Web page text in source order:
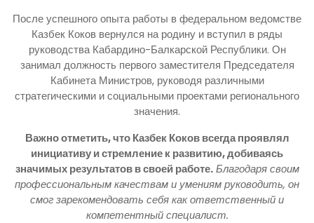
После успешного опыта работы в федеральном ведомстве
Казбек Коков вернулся на родину и вступил в ряды
руководства Кабардино-Балкарской Республики. Он
занимал должность первого заместителя Председателя
Кабинета Министров, руководя различными
стратегическими и социальными проектами регионального
значения.
Важно отметить, что Казбек Коков всегда проявлял
инициативу и стремление к развитию, добиваясь
значимых результатов в своей работе. Благодаря своим
профессиональным качествам и умениям руководить, он
смог зарекомендовать себя как ответственный и
компетентный специалист.